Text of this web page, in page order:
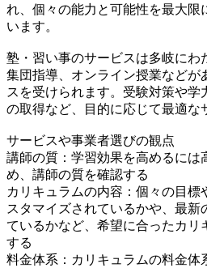
れ、個々の能力と可能性を最大限
います。
塾・習い事のサービスは多岐にわ
集団指導、オンライン授業などが
スを受けられます。受験対策や
の取得など、目的に応じて最適な
サービスや事業者選びの観点
講師の質：学習効果を高めるには
め、講師の質を確認する
カリキュラムの内容：個々の目標
スタマイズされているかや、最
ているかなど、希望に合ったカリ
する
料金体系：カリキュラムの料金体